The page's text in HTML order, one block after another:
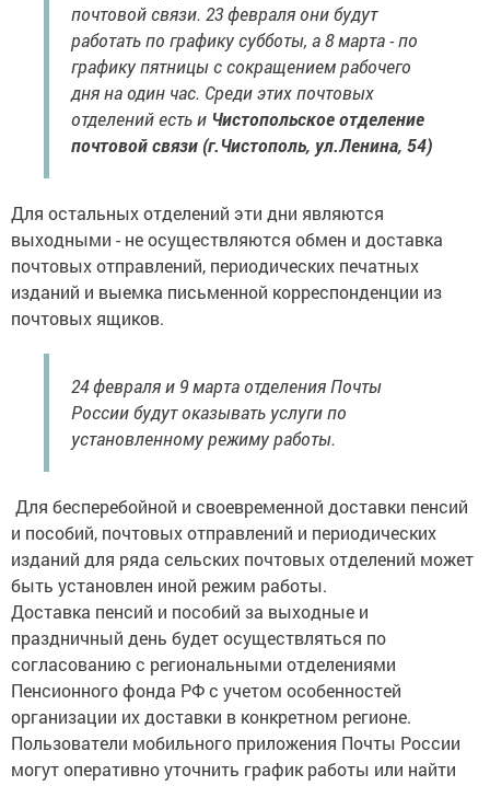
почтовой связи. 23 февраля они будут
работать по графику субботы, а 8 марта - по
графику пятницы с сокращением рабочего
дня на один час. Среди этих почтовых
отделений есть и Чистопольское отделение
почтовой связи (г.Чистополь, ул.Ленина, 54)
Для остальных отделений эти дни являются
выходными - не осуществляются обмен и доставка
почтовых отправлений, периодических печатных
изданий и выемка письменной корреспонденции из
почтовых ящиков.
24 февраля и 9 марта отделения Почты
России будут оказывать услуги по
установленному режиму работы.
Для бесперебойной и своевременной доставки пенсий
и пособий, почтовых отправлений и периодических
изданий для ряда сельских почтовых отделений может
быть установлен иной режим работы.
Доставка пенсий и пособий за выходные и
праздничный день будет осуществляться по
согласованию с региональными отделениями
Пенсионного фонда РФ с учетом особенностей
организации их доставки в конкретном регионе.
Пользователи мобильного приложения Почты России
могут оперативно уточнить график работы или найти